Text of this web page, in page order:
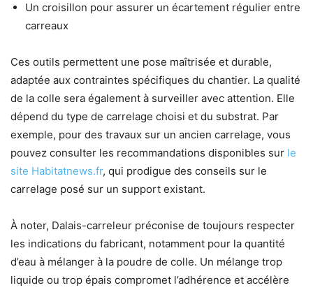
Un croisillon pour assurer un écartement régulier entre
carreaux
Ces outils permettent une pose maîtrisée et durable,
adaptée aux contraintes spécifiques du chantier. La qualité
de la colle sera également à surveiller avec attention. Elle
dépend du type de carrelage choisi et du substrat. Par
exemple, pour des travaux sur un ancien carrelage, vous
pouvez consulter les recommandations disponibles sur le
site Habitatnews.fr, qui prodigue des conseils sur le
carrelage posé sur un support existant.
À noter, Dalais-carreleur préconise de toujours respecter
les indications du fabricant, notamment pour la quantité
d’eau à mélanger à la poudre de colle. Un mélange trop
liquide ou trop épais compromet l’adhérence et accélère